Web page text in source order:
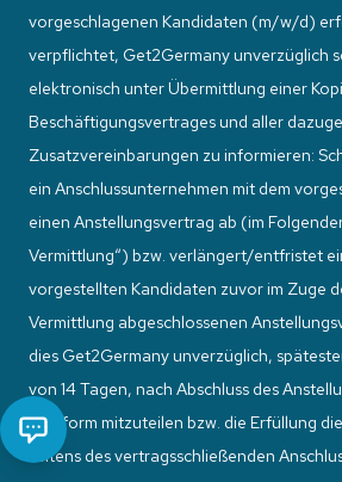
vorgeschlagenen Kandidaten (m/w/d)
verpflichtet, Get2Germany unverzüglich
elektronisch unter Übermittlung einer
Beschäftigungsvertrages und aller
Zusatzvereinbarungen zu informieren:
ein Anschlussunternehmen mit dem
einen Anstellungsvertrag ab (im
Vermittlung“) bzw. verlängert/entfristet
vorgestellten Kandidaten zuvor im Zuge
Vermittlung abgeschlossenen
dies Get2Germany unverzüglich,
von 14 Tagen, nach Abschluss des
Textform mitzuteilen bzw. die Erfüllung
seitens des vertragsschließenden